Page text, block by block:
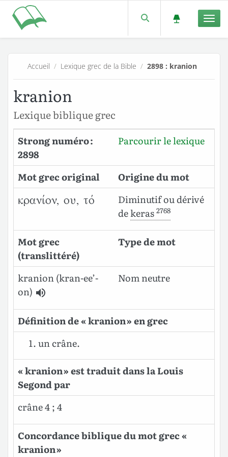
Accueil / Lexique grec de la Bible / 2898 : kranion
kranion
Lexique biblique grec
Strong numéro :
2898
Parcourir le lexique
Mot grec original Origine du mot
κρανίον, ου, τό
Diminutif ou dérivé
dekeras 2768
Mot grec
(translittéré)
Type de mot
kranion (kran-ee’-
on)
Nom neutre
Définition de « kranion » en grec
un crâne.
« kranion » est traduit dans la Louis
Segond par
crâne 4 ; 4
Concordance biblique du mot grec «
kranion »